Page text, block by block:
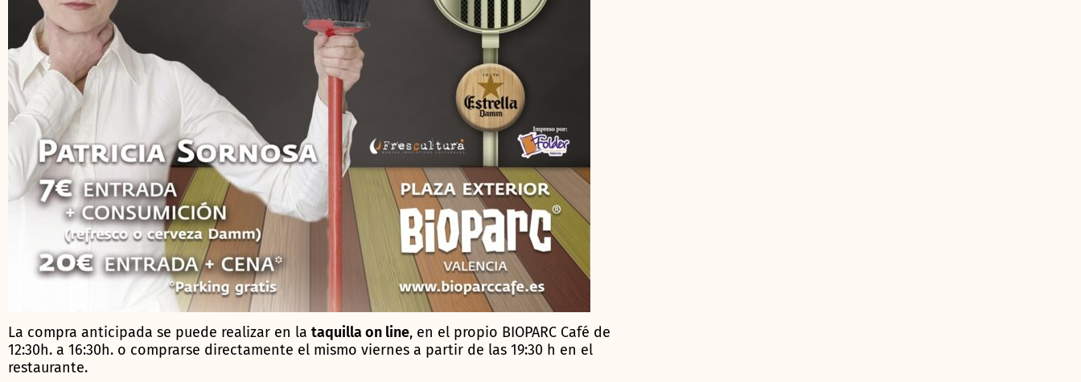
La compra anticipada se puede realizar en la taquilla on line, en el propio BIOPARC Café de
12:30h. a 16:30h. o comprarse directamente el mismo viernes a partir de las 19:30 h en el
restaurante.